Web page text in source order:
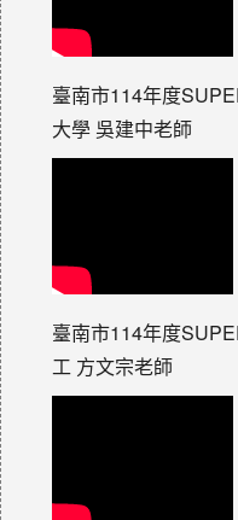
臺南市114年度
大學 吳建中老師
臺南市114年度
工 方文宗老師